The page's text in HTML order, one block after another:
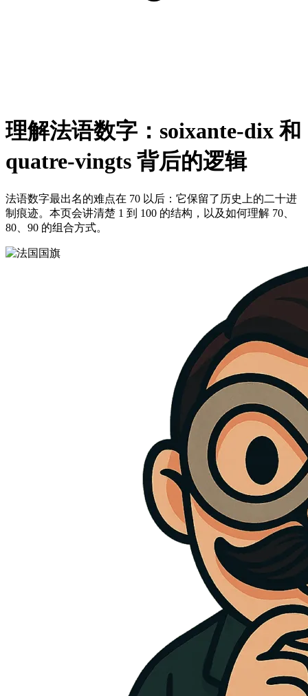
理解法语数字：soixante-dix 和
quatre-vingts 背后的逻辑
法语数字最出名的难点在 70 以后：它保留了历史上的二十进
制痕迹。本页会讲清楚 1 到 100 的结构，以及如何理解 70、
80、90 的组合方式。